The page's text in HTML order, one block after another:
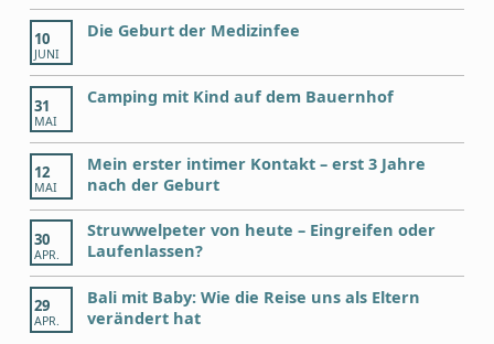
10
JUNI
Die Geburt der Medizinfee
31
MAI
Camping mit Kind auf dem Bauernhof
12
MAI
Mein erster intimer Kontakt – erst 3 Jahre
nach der Geburt
30
APR.
Struwwelpeter von heute – Eingreifen oder
Laufenlassen?
29
APR.
Bali mit Baby: Wie die Reise uns als Eltern
verändert hat